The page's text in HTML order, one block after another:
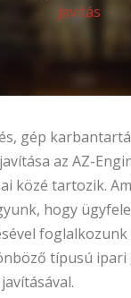
javítás
gép
az AZ-
közé tartozik.
hogy
foglalkozunk
típusú ipari